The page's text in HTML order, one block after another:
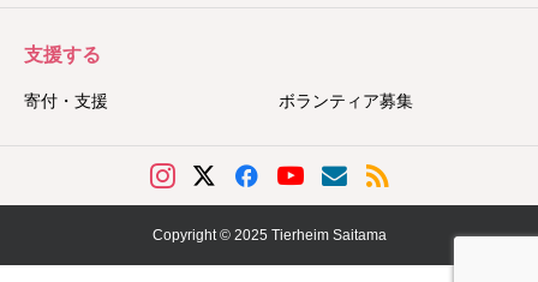
支援する
寄付・支援 ボランティア募集
Copyright © 2025 Tierheim Saitama